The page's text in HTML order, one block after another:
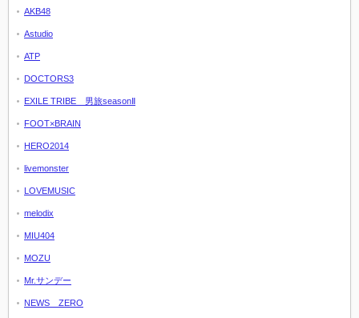
AKB48
Astudio
ATP
DOCTORS3
EXILE TRIBE 男旅seasonⅡ
FOOT×BRAIN
HERO2014
livemonster
LOVEMUSIC
melodix
MIU404
MOZU
Mr.サンデー
NEWS ZERO